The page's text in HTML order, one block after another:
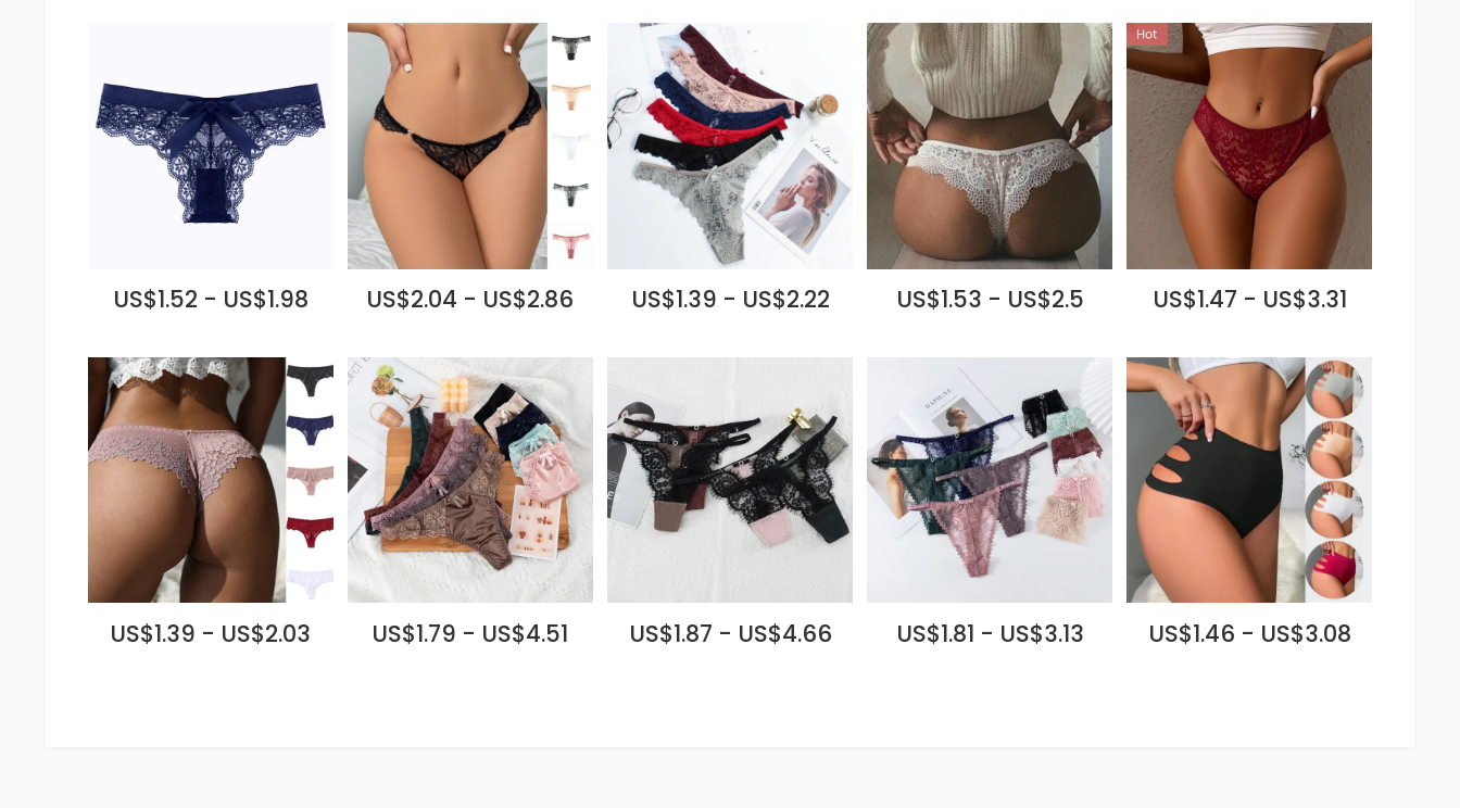
US$1.47 - US$3.31
US$1.53 - US$2.5
US$1.39 - US$2.22
US$2.04 - US$2.86
US$1.52 - US$1.98
US$1.46 - US$3.08
US$1.81 - US$3.13
US$1.87 - US$4.66
US$1.79 - US$4.51
US$1.39 - US$2.03